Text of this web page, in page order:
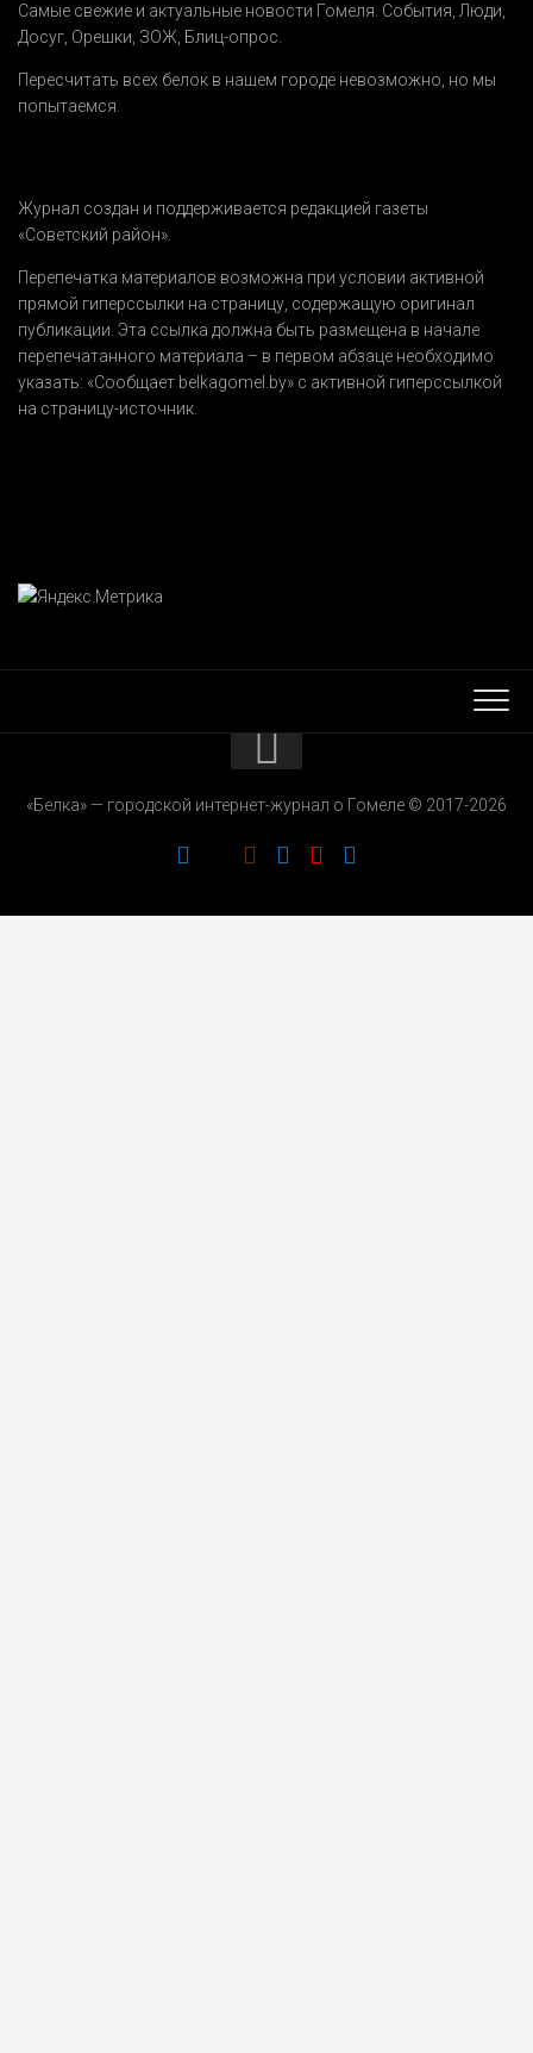
Самые свежие и актуальные новости Гомеля. События Люди
Досуг Орешки ЗОЖ Блиц-опрос
Пересчитать всех белок в нашем городе невозможно, но мы
попытаемся.
Журнал создан и поддерживается редакцией газеты
«Советский район».
Перепечатка материалов возможна при условии активной
прямой гиперссылки на страницу, содержащую оригинал
публикации. Эта ссылка должна быть размещена в начале
перепечатанного материала – в первом абзаце необходимо
указать: «Сообщает belkagomel.by» с активной гиперссылкой
на страницу-источник.
РЕКЛАМОДАТЕЛЯМ
«Белка» — городской интернет-журнал о Гомеле © 2017-2026